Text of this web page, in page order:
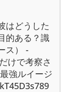
はどうした
的ある？識
ス） -
けで考察さ
強ルイージ